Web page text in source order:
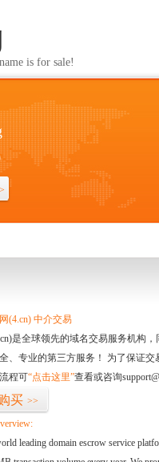
is for sale!
(4.cn) 中介交易
是全球领先的域名交易服务机构
、专业的第三方服务！ 为了保证
程可“点击这里”查看或咨询
买 >>
leading domain escrow service